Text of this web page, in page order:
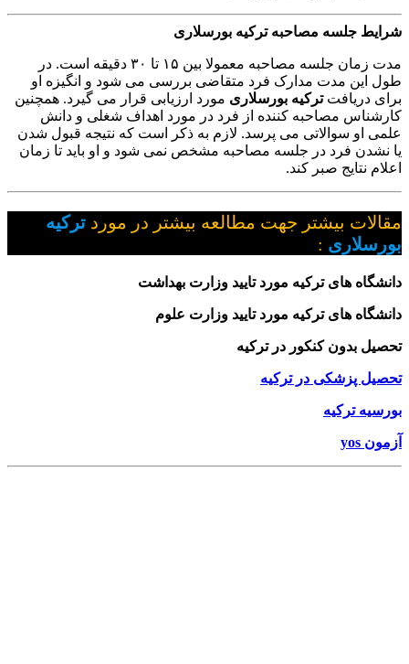
شرایط جلسه مصاحبه ترکیه بورسلاری
مدت زمان جلسه مصاحبه معمولا بین ۱۵ تا ۳۰ دقیقه است. در
طول این مدت مدارک فرد متقاضی بررسی می شود و انگیزه او
برای دریافتترکیه بورسلاری مورد ارزیابی قرار می گیرد. همچنین
کارشناس مصاحبه کننده از فرد در مورد اهداف شغلی و دانش
علمی او سوالاتی می پرسد. لازم به ذکر است که نتیجه قبول شدن
یا نشدن فرد در جلسه مصاحبه مشخص نمی شود و او باید تا زمان
اعلام نتایج صبر کند.
مقالات بیشتر جهت مطالعه بیشتر در مورد ترکیه
بورسلاری :
دانشگاه های ترکیه مورد تایید وزارت بهداشت
دانشگاه های ترکیه مورد تایید وزارت علوم
تحصیل بدون کنکور در ترکیه
تحصیل پزشکی در ترکیه
بورسیه ترکیه
آزمون yos